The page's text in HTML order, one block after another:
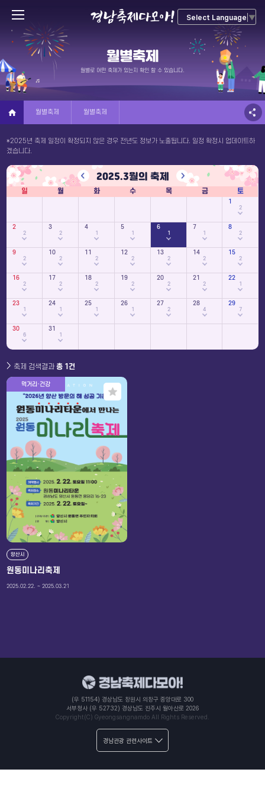
Select Language ▼
월별축제
월별로 어떤 축제가 있는지 확인 할 수 있습니다.
월별축제 월별축제
*2025년 축제 일정이 확정되지 않은 경우 전년도 정보가 노출됩니다. 일정 확정시 업데이트하
겠습니다.
2025.3월의 축제
일 월 화 수 목 금 토
1
2
2
2
3
2
4
1
5
1
6
1
7
1
8
2
9
2
10
2
11
2
12
2
13
2
14
2
15
2
16
2
17
2
18
2
19
2
20
2
21
2
22
1
23
1
24
1
25
1
26
1
27
2
28
4
29
7
30
6
31
1
축제 검색결과총 1건
먹거리·건강
양산시
원동미나리축제
2025.02.22. ~ 2025.03.21
(우 51154) 경상남도 창원시 의창구 중앙대로 300
서부청사 (우 52732) 경상남도 진주시 월아산로 2026
Copyright(C) Gyeongsangnamdo All Rights Reserved.